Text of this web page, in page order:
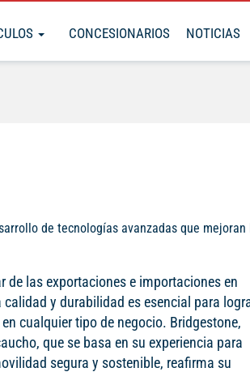
CONCESIONARIOS NOTICIAS
de tecnologías avanzadas que mejoran
de las exportaciones e importaciones en
y durabilidad es esencial para
cualquier tipo de negocio. Bridgestone,
que se basa en su experiencia para
segura y sostenible, reafirma su